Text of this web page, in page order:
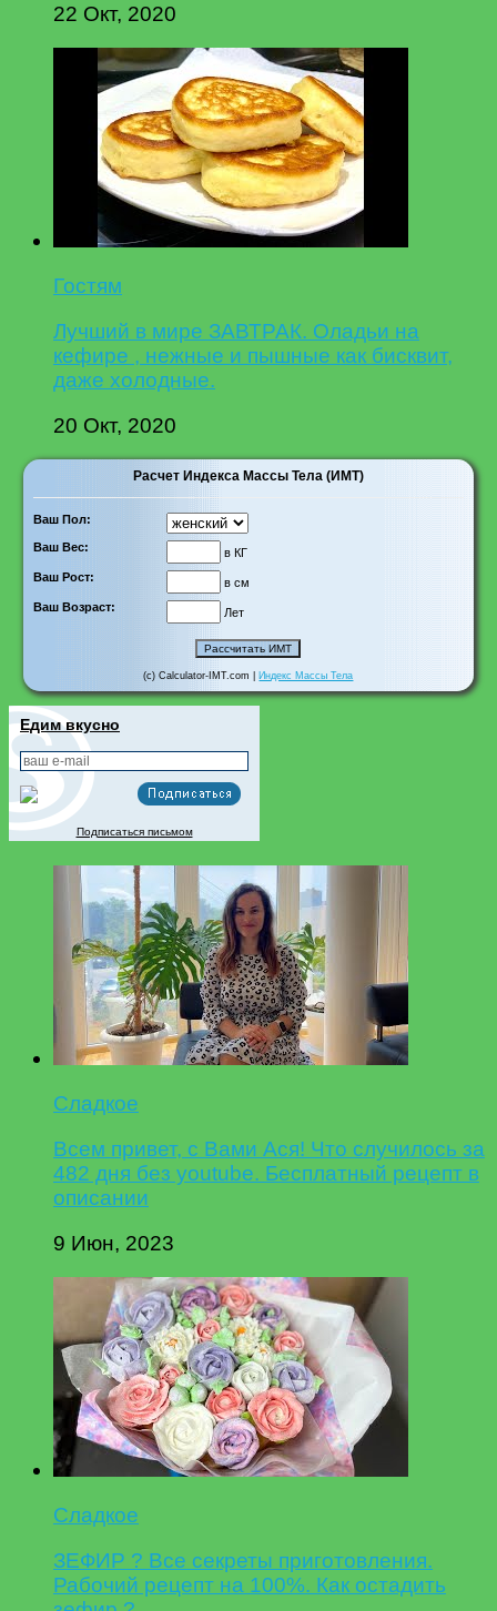
22 Окт, 2020
Гостям
Лучший в мире ЗАВТРАК. Оладьи на
кефире , нежные и пышные как бисквит,
даже холодные.
20 Окт, 2020
Расчет Индекса Массы Тела (ИМТ)
Ваш Пол:
Ваш Вес:
в КГ
Ваш Рост:
в см
Ваш Возраст:
Лет
(c) Calculator-IMT.com | Индекс Массы Тела
Едим вкусно
Подписаться письмом
Сладкое
Всем привет, с Вами Ася! Что случилось за
482 дня без youtube. Бесплатный рецепт в
описании
9 Июн, 2023
Сладкое
ЗЕФИР ? Все секреты приготовления.
Рабочий рецепт на 100%. Как остадить